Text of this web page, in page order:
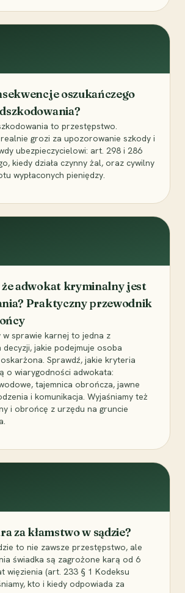
oszukańczego
to przestępstwo.
grozi za upozorowanie szkody i
ubezpieczycielowi: art. 298 i 286
kiedy działa czynny żal, oraz cywilny
wypłaconych pieniędzy.
że adwokat kryminalny jest
Praktyczny przewodnik
sprawie karnej to jedna z
decyzji, jakie podejmuje osoba
Sprawdź, jakie kryteria
o wiarygodności adwokata:
tajemnica obrończa, jawne
i komunikacja. Wyjaśniamy też
i obrońcę z urzędu na gruncie
za kłamstwo w sądzie?
to nie zawsze przestępstwo, ale
świadka są zagrożone karą od 6
więzienia (art. 233 § 1 Kodeksu
kto i kiedy odpowiada za